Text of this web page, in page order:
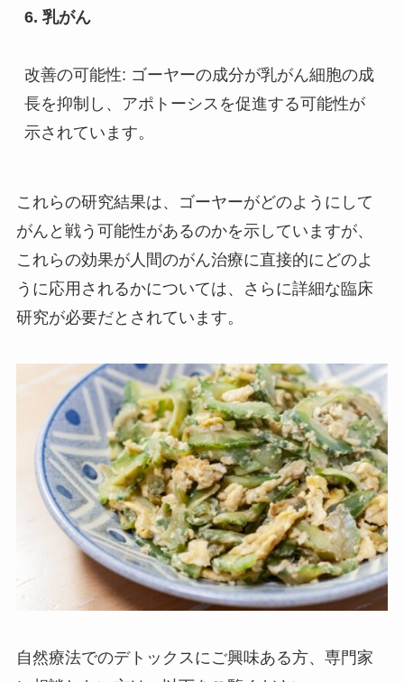
6. 乳がん
改善の可能性: ゴーヤーの成分が乳がん細胞の成
長を抑制し、アポトーシスを促進する可能性が
示されています。
これらの研究結果は、ゴーヤーがどのようにして
がんと戦う可能性があるのかを示していますが、
これらの効果が人間のがん治療に直接的にどのよ
うに応用されるかについては、さらに詳細な臨床
研究が必要だとされています。
自然療法でのデトックスにご興味ある方、専門家